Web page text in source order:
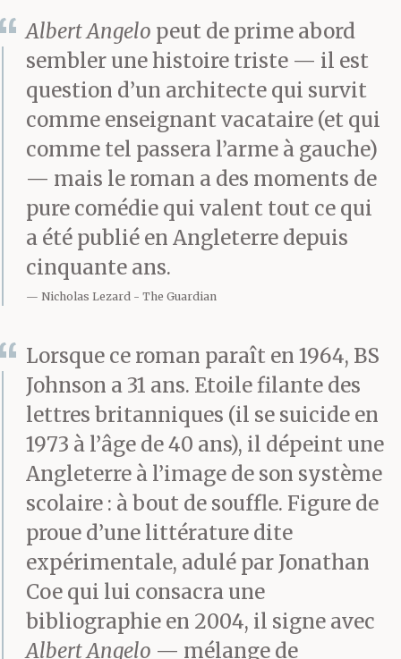
Albert Angelo peut de prime abord
sembler une histoire triste — il est
question d’un architecte qui survit
comme enseignant vacataire (et qui
comme tel passera l’arme à gauche)
— mais le roman a des moments de
pure comédie qui valent tout ce qui
a été publié en Angleterre depuis
cinquante ans.
Nicholas Lezard The Guardian
Lorsque ce roman paraît en 1964, BS
Johnson a 31 ans. Etoile filante des
lettres britanniques (il se suicide en
1973 à l’âge de 40 ans), il dépeint une
Angleterre à l’image de son système
scolaire : à bout de souffle. Figure de
proue d’une littérature dite
expérimentale, adulé par Jonathan
Coe qui lui consacra une
bibliographie en 2004, il signe avec
Albert Angelo — mélange de